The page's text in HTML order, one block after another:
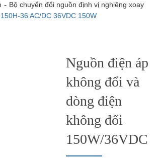
Bộ chuyển đổi nguồn định vị nghiêng xoay
36 AC/DC 36VDC 150W
Nguồn điện áp
không đổi và
dòng điện
không đổi
150W/36VDC